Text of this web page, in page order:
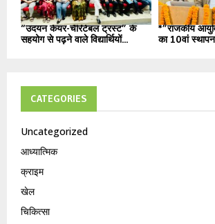
“उदयन केयर-चैरिटेबल ट्रस्ट” के
सहयोग से पढ़ने वाले विद्यार्थियों...
*”राजकीय
का 10वां
CATEGORIES
Uncategorized
आध्यात्मिक
क्राइम
खेल
चिकित्सा